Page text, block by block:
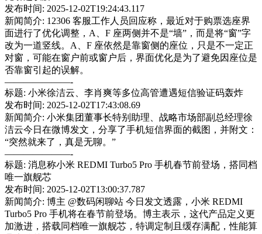
发布时间: 2025-12-02T19:24:43.117
新闻简介: 12306 客服工作人员回应称，最近对于购票选座界
面进行了优化调整，A、F 座两侧并不是“墙”，而是将“窗”字
改为一道竖线。A、F 座依然是靠窗侧的座位，只是不一定正
对窗，可能在窗户前或窗户后，界面优化是为了避免因座位是
否靠窗引起的误解。
———————-
标题: 小米徐洁云、李肖爽等多位高管遭遇短信验证码轰炸
发布时间: 2025-12-02T17:43:08.69
新闻简介: 小米集团董事长特别助理、战略市场部副总经理徐
洁云今日在微博发文，分享了手机短信界面的截图，并附文：
“突然就来了，真是无聊。”
———————-
标题: 消息称小米 REDMI Turbo5 Pro 手机春节前登场，搭同档
唯一旗舰芯
发布时间: 2025-12-02T13:00:37.787
新闻简介: 博主 @数码闲聊站 今日发文透露，小米 REDMI
Turbo5 Pro 手机将在春节前登场。博主表示，这代产品定义更
加激进，搭载同档唯一旗舰芯，特调定制且缓存满配，性能算